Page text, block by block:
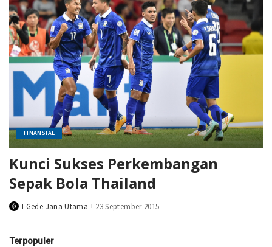
FINANSIAL
Kunci Sukses Perkembangan
Sepak Bola Thailand
PostedI Gede Jana Utama 23 September 2015
Terpopuler